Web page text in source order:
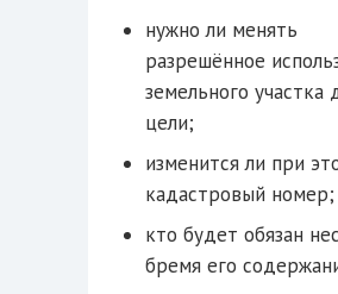
нужно ли менять
разрешённое
земельного участка
цели;
изменится ли при
кадастровый номер;
кто будет обязан
бремя его